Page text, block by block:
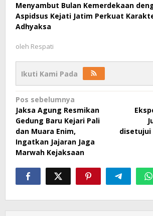
Menyambut Bulan Kemerdekaan
Aspidsus Kejati Jatim Perkuat
Adhyaksa
oleh Respati
Ikuti Kami Pada
Navigasi
pos
Pos sebelumnya
Jaksa Agung Resmikan
Gedung Baru Kejari Pali
dan Muara Enim,
Ingatkan Jajaran Jaga
Marwah Kejaksaan
disetujui